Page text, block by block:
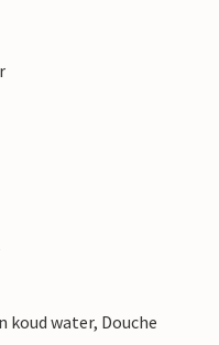
koud water, Douche